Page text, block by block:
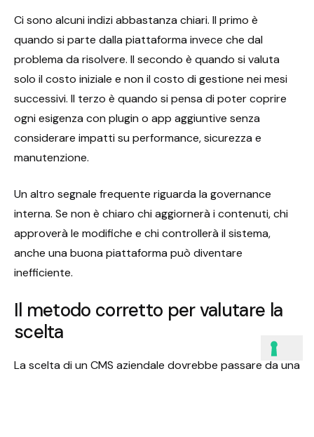
Ci sono alcuni indizi abbastanza chiari. Il primo è
quando si parte dalla piattaforma invece che dal
problema da risolvere. Il secondo è quando si valuta
solo il costo iniziale e non il costo di gestione nei mesi
successivi. Il terzo è quando si pensa di poter coprire
ogni esigenza con plugin o app aggiuntive senza
considerare impatti su performance, sicurezza e
manutenzione.
Un altro segnale frequente riguarda la governance
interna. Se non è chiaro chi aggiornerà i contenuti, chi
approverà le modifiche e chi controllerà il sistema,
anche una buona piattaforma può diventare
inefficiente.
Il metodo corretto per valutare la
scelta
La scelta di un CMS aziendale dovrebbe passare da una